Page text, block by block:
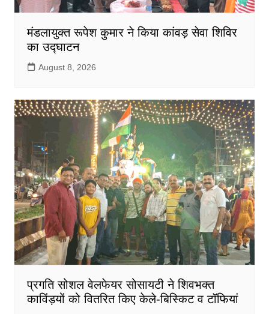
मंडलायुक्त रूपेश कुमार ने किया कांवड़ सेवा शिविर
का उद्घाटन
August 8, 2026
प्रगति सोशल वेलफेयर सोसायटी ने शिवभक्त
काविंड़यों को वितरित किए केले-बिस्किट व टॉफियां